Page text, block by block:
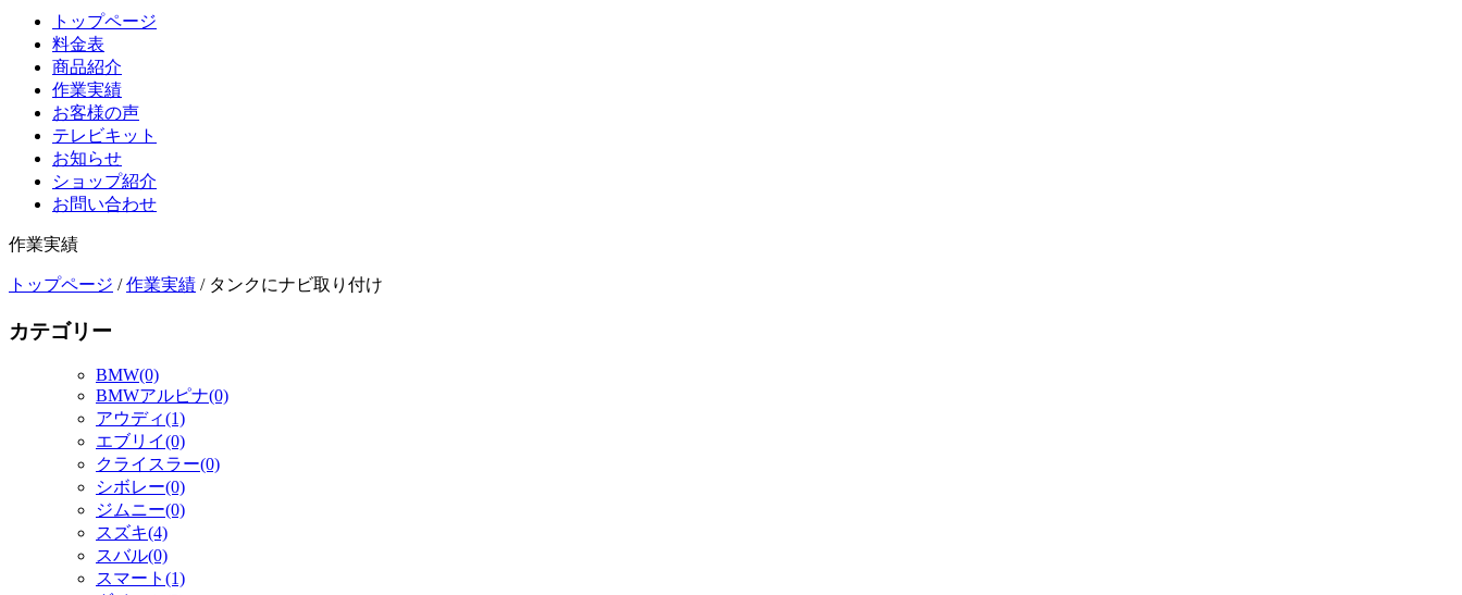
トップページ
料金表
商品紹介
作業実績
お客様の声
テレビキット
お知らせ
ショップ紹介
お問い合わせ
作業実績
トップページ /作業実績 / タンクにナビ取り付け
カテゴリー
BMW(0)
BMWアルピナ(0)
アウディ(1)
エブリイ(0)
クライスラー(0)
シボレー(0)
ジムニー(0)
スズキ(4)
スバル(0)
スマート(1)